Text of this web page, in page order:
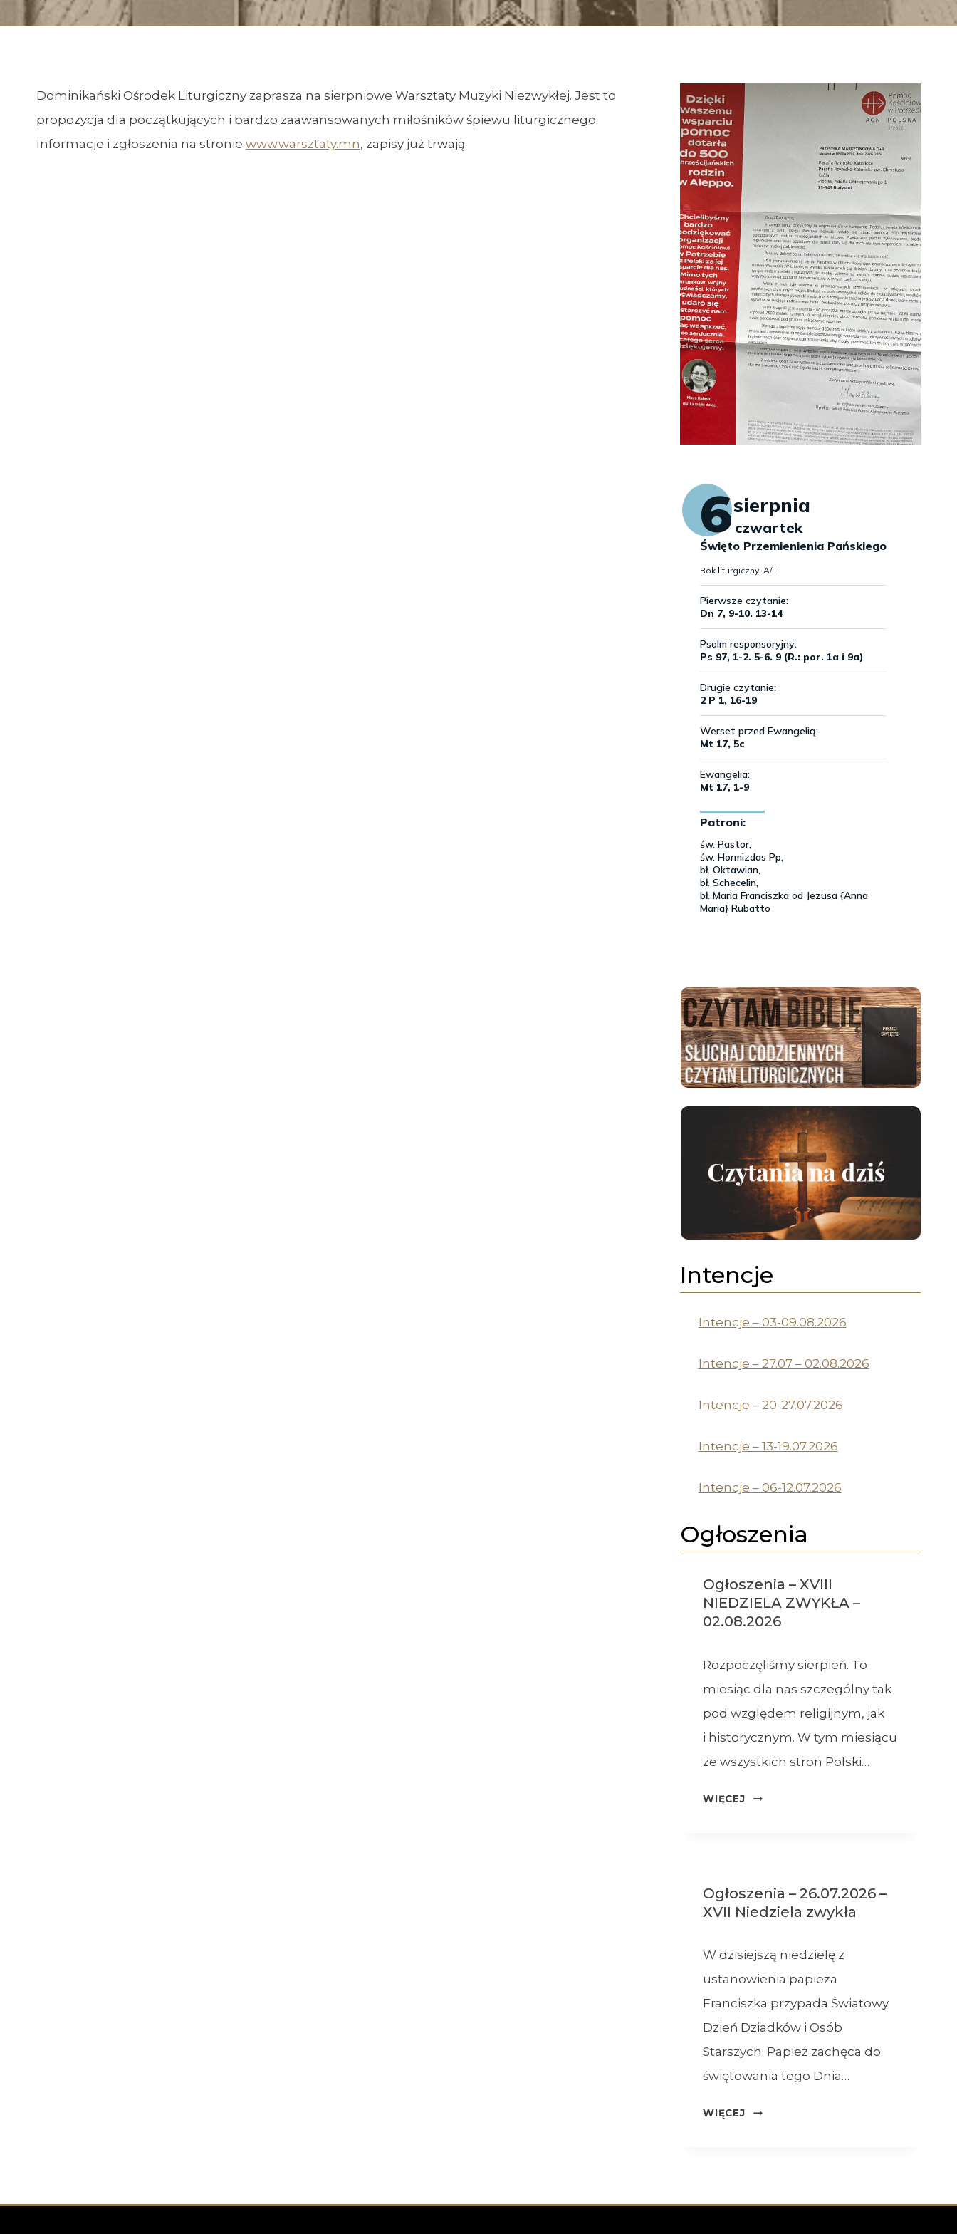
Dominikański Ośrodek Liturgiczny zaprasza na sierpniowe Warsztaty Muzyki Niezwykłej. Jest to
propozycja dla początkujących i bardzo zaawansowanych miłośników śpiewu liturgicznego.
Informacje i zgłoszenia na stronie www.warsztaty.mn, zapisy już trwają.
Intencje
Intencje – 03-09.08.2026
Intencje – 27.07 – 02.08.2026
Intencje – 20-27.07.2026
Intencje – 13-19.07.2026
Intencje – 06-12.07.2026
Ogłoszenia
Ogłoszenia – XVIII
NIEDZIELA ZWYKŁA –
02.08.2026
Rozpoczęliśmy sierpień. To
miesiąc dla nas szczególny tak
pod względem religijnym, jak
i historycznym. W tym miesiącu
ze wszystkich stron Polski…
WIĘCEJ
OGŁOSZENIA
–
02.08.2026
Ogłoszenia – 26.07.2026 –
XVII Niedziela zwykła
W dzisiejszą niedzielę z
ustanowienia papieża
Franciszka przypada Światowy
Dzień Dziadków i Osób
Starszych. Papież zachęca do
świętowania tego Dnia…
WIĘCEJ
OGŁOSZENIA
NIEDZIELA